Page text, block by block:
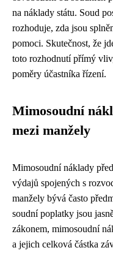
na náklady státu. Soud
rozhoduje, zda jsou
pomoci. Skutečnost, že
toto rozhodnutí přímý
poměry účastníka řízení.
Mimosoudní
mezi manžely
Mimosoudní náklady
výdajů spojených s
manžely bývá často
soudní poplatky jsou
zákonem, mimosoudní
a jejich celková částka